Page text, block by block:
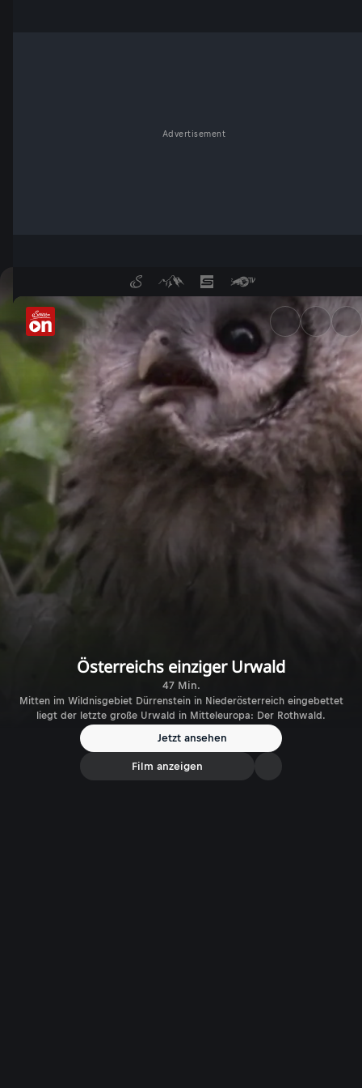
Advertisement
Der letzte Wilde -
Österreichs einziger Urwald
47 Min.
Mitten im Wildnisgebiet Dürrenstein in Niederösterreich eingebettet
liegt der letzte große Urwald in Mitteleuropa: Der Rothwald.
Jetzt ansehen
Film anzeigen